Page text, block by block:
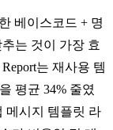
베이스코드 + 명
는 것이 가장 효
는 재사용 템
평균 34% 줄였
메시지 템플릿 라